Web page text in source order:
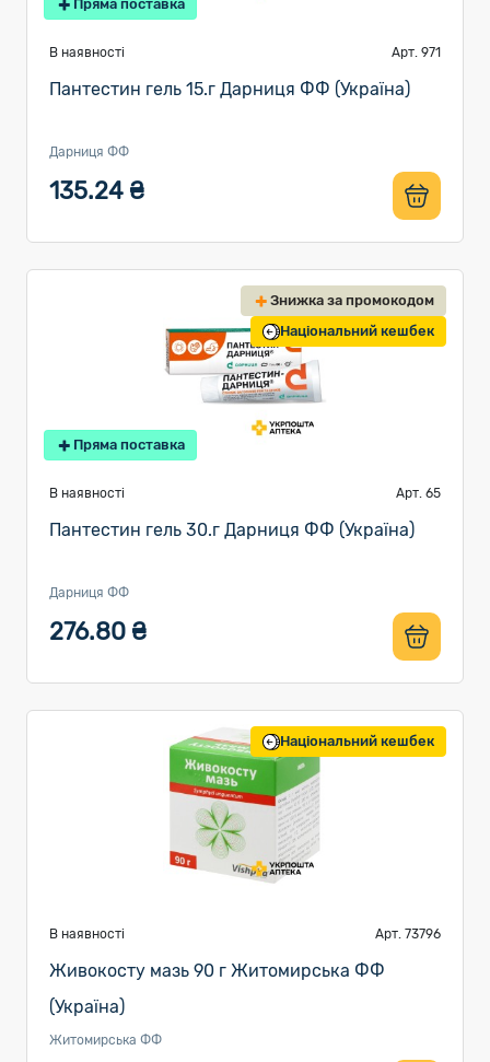
Пряма поставка
В наявності Арт. 971
Пантестин гель 15.г Дарниця ФФ (Україна)
Дарниця ФФ
135.24 ₴
Знижка за промокодом
Національний кешбек
Пряма поставка
В наявності Арт. 65
Пантестин гель 30.г Дарниця ФФ (Україна)
Дарниця ФФ
276.80 ₴
Національний кешбек
В наявності Арт. 73796
Живокосту мазь 90 г Житомирська ФФ
(Україна)
Житомирська ФФ